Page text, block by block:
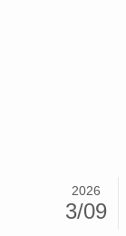
2026
3/09